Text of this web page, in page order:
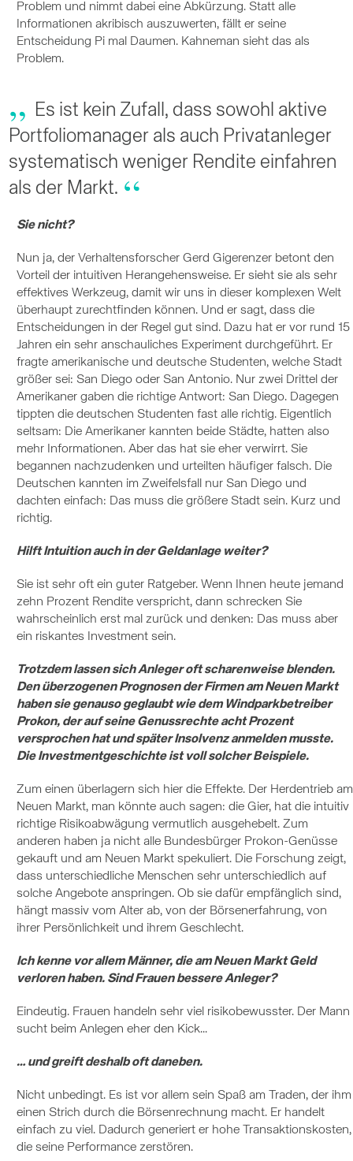
Problem und nimmt dabei eine Abkürzung. Statt alle
Informationen akribisch auszuwerten, fällt er seine
Entscheidung Pi mal Daumen. Kahneman sieht das als
Problem.
Es ist kein Zufall, dass sowohl aktive
Portfoliomanager als auch Privatanleger
systematisch weniger Rendite einfahren
als der Markt.
Sie nicht?
Nun ja, der Verhaltensforscher Gerd Gigerenzer betont den
Vorteil der intuitiven Herangehensweise. Er sieht sie als sehr
effektives Werkzeug, damit wir uns in dieser komplexen Welt
überhaupt zurechtfinden können. Und er sagt, dass die
Entscheidungen in der Regel gut sind. Dazu hat er vor rund 15
Jahren ein sehr anschauliches Experiment durchgeführt. Er
fragte amerikanische und deutsche Studenten, welche Stadt
größer sei: San Diego oder San Antonio. Nur zwei Drittel der
Amerikaner gaben die richtige Antwort: San Diego. Dagegen
tippten die deutschen Studenten fast alle richtig. Eigentlich
seltsam: Die Amerikaner kannten beide Städte, hatten also
mehr Informationen. Aber das hat sie eher verwirrt. Sie
begannen nachzudenken und urteilten häufiger falsch. Die
Deutschen kannten im Zweifelsfall nur San Diego und
dachten einfach: Das muss die größere Stadt sein. Kurz und
richtig.
Hilft Intuition auch in der Geldanlage weiter?
Sie ist sehr oft ein guter Ratgeber. Wenn Ihnen heute jemand
zehn Prozent Rendite verspricht, dann schrecken Sie
wahrscheinlich erst mal zurück und denken: Das muss aber
ein riskantes Investment sein.
Trotzdem lassen sich Anleger oft scharenweise blenden.
Den überzogenen Prognosen der Firmen am Neuen Markt
haben sie genauso geglaubt wie dem Windparkbetreiber
Prokon, der auf seine Genussrechte acht Prozent
versprochen hat und später Insolvenz anmelden musste.
Die Investmentgeschichte ist voll solcher Beispiele.
Zum einen überlagern sich hier die Effekte. Der Herdentrieb am
Neuen Markt, man könnte auch sagen: die Gier, hat die intuitiv
richtige Risikoabwägung vermutlich ausgehebelt. Zum
anderen haben ja nicht alle Bundesbürger Prokon-Genüsse
gekauft und am Neuen Markt spekuliert. Die Forschung zeigt,
dass unterschiedliche Menschen sehr unterschiedlich auf
solche Angebote anspringen. Ob sie dafür empfänglich sind,
hängt massiv vom Alter ab, von der Börsenerfahrung, von
ihrer Persönlichkeit und ihrem Geschlecht.
Ich kenne vor allem Männer, die am Neuen Markt Geld
verloren haben. Sind Frauen bessere Anleger?
Eindeutig. Frauen handeln sehr viel risikobewusster. Der Mann
sucht beim Anlegen eher den Kick...
… und greift deshalb oft daneben.
Nicht unbedingt. Es ist vor allem sein Spaß am Traden, der ihm
einen Strich durch die Börsenrechnung macht. Er handelt
einfach zu viel. Dadurch generiert er hohe Transaktionskosten,
die seine Performance zerstören.